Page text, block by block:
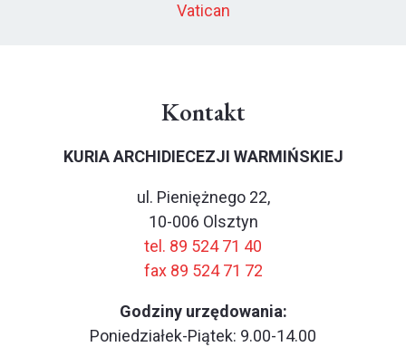
Vatican
Kontakt
KURIA ARCHIDIECEZJI WARMIŃSKIEJ
ul. Pieniężnego 22,
10-006 Olsztyn
tel. 89 524 71 40
fax 89 524 71 72
Godziny urzędowania:
Poniedziałek-Piątek: 9.00-14.00